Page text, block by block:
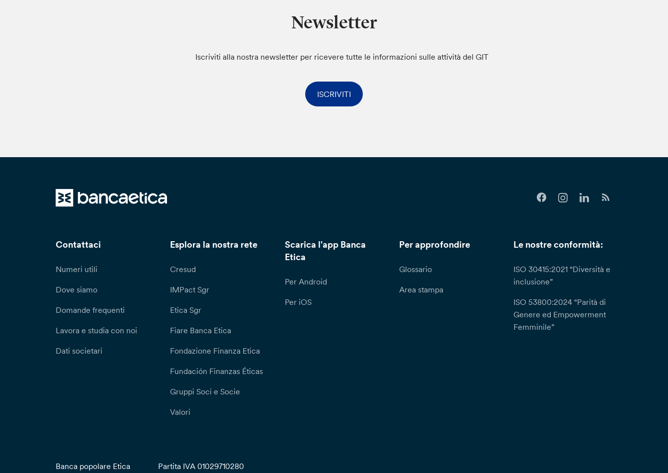
Newsletter
Iscriviti alla nostra newsletter per ricevere tutte le informazioni sulle attività del GIT
ISCRIVITI
Contattaci
Numeri utili
Dove siamo
Domande frequenti
Lavora e studia con noi
Dati societari
Esplora la nostra rete
Cresud
IMPact Sgr
Etica Sgr
Fiare Banca Etica
Fondazione Finanza Etica
Fundación Finanzas Éticas
Gruppi Soci e Socie
Valori
Scarica l'app Banca
Etica
Per Android
Per iOS
Per approfondire
Glossario
Area stampa
Le nostre conformità:
ISO 30415:2021 “Diversità e
inclusione”
ISO 53800:2024 “Parità di
Genere ed Empowerment
Femminile”
Banca popolare Etica Partita IVA 01029710280